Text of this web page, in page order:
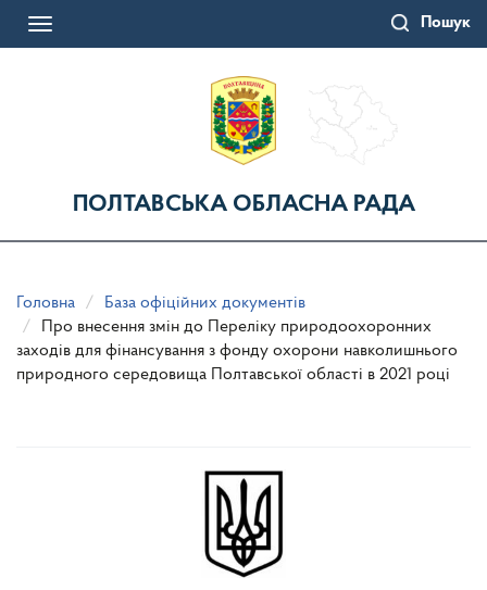
Пошук
Toggle
ПОЛТАВСЬКА ОБЛАСНА РАДА
Головна
База офіційних документів
Про внесення змін до Переліку природоохоронних
заходів для фінансування з фонду охорони навколишнього
природного середовища Полтавської області в 2021 році